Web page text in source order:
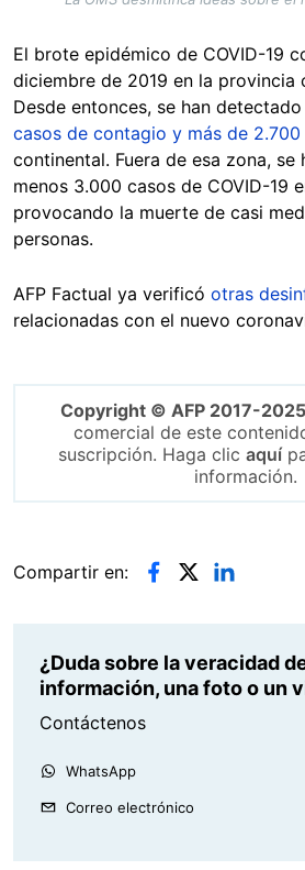
El brote epidémico de COVID-19
diciembre de 2019 en la provincia
Desde entonces, se han
casos de contagio y más de
continental. Fuera de esa zona, se
menos 3.000 casos de COVID-19
provocando la muerte de casi
personas.
AFP Factual ya verificó otras
relacionadas con el nuevo
Copyright © AFP 2017-
comercial de este
suscripción. Haga clic aquí
información.
Compartir en:
¿Duda sobre la veracidad
información, una foto o un
Contáctenos
WhatsApp
Correo electrónico